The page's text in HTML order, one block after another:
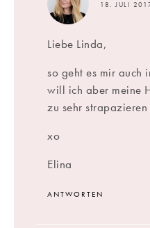
18. JULI
Liebe Linda,
so geht es mir auch
will ich aber meine
zu sehr
xo
Elina
ANTWORTEN